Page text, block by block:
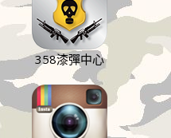
358漆彈中心